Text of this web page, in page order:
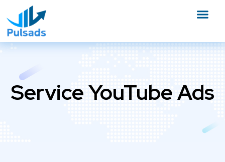
Service YouTube Ads